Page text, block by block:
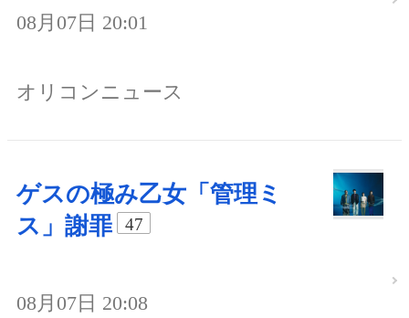
08月07日 20:01
オリコンニュース
ゲスの極み乙女「管理ミ
ス」謝罪
47
08月07日 20:08